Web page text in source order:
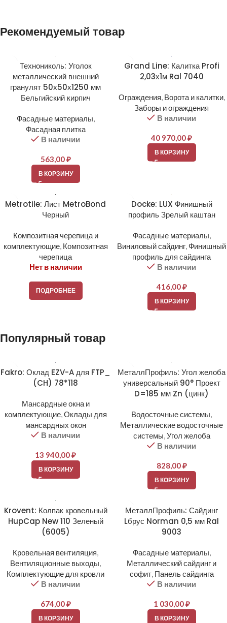
Рекомендуемый товар
Технониколь: Уголок
металлический внешний
гранулят 50х50х1250 мм
Бельгийский кирпич
Фасадные материалы,
Фасадная плитка
В наличии
563,00₽
В КОРЗИНУ
Grand Line: Калитка Profi
2,03х1м Ral 7040
Ограждения, Ворота и калитки,
Заборы и ограждения
В наличии
40 970,00₽
В КОРЗИНУ
Metrotile: Лист MetroBond
Черный
Композитная черепица и
комплектующие, Композитная
черепица
Нет в наличии
ПОДРОБНЕЕ
Docke: LUX Финишный
профиль Зрелый каштан
Фасадные материалы,
Виниловый сайдинг, Финишный
профиль для сайдинга
В наличии
416,00₽
В КОРЗИНУ
Популярный товар
Fakro: Оклад EZV-A для FTP_
(CH) 78*118
Мансардные окна и
комплектующие,Оклады для
мансардных окон
В наличии
13 940,00₽
В КОРЗИНУ
МеталлПрофиль: Угол желоба
универсальный 90° Проект
D=185 мм Zn (цинк)
Водосточные системы,
Металлические водосточные
системы,Угол желоба
В наличии
828,00₽
В КОРЗИНУ
Krovent: Колпак кровельный
HupCap New 110 Зеленый
(6005)
Кровельная вентиляция,
Вентиляционные выходы,
Комплектующие для кровли
В наличии
674,00₽
В КОРЗИНУ
МеталлПрофиль: Сайдинг
Lбрус Norman 0,5 мм Ral
9003
Фасадные материалы,
Металлический сайдинг и
софит, Панель сайдинга
В наличии
1 030,00₽
В КОРЗИНУ